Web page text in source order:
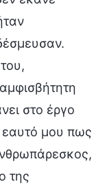
στο έργο
εαυτό μου πως
της